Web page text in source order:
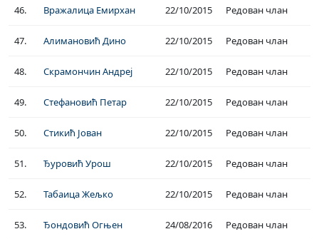
46. Вражалица Емирхан 22/10/2015 Редован члан
47. Алимановић Дино 22/10/2015 Редован члан
48. Скрамончин Андреј 22/10/2015 Редован члан
49. Стефановић Петар 22/10/2015 Редован члан
50. Стикић Јован 22/10/2015 Редован члан
51. Ђуровић Урош 22/10/2015 Редован члан
52. Табаица Жељко 22/10/2015 Редован члан
53. Ђондовић Огњен 24/08/2016 Редован члан